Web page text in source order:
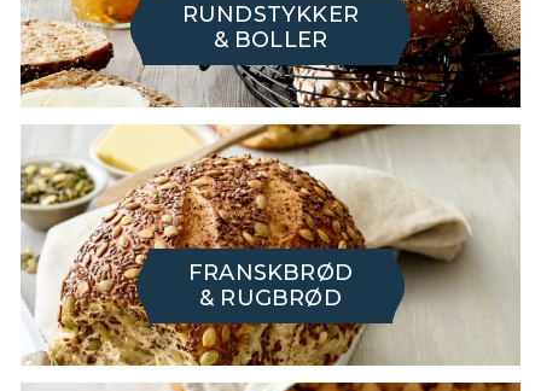
RUNDSTYKKER
& BOLLER
FRANSKBRØD
& RUGBRØD